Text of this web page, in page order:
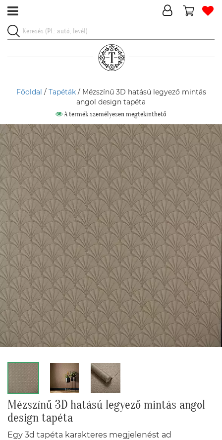
Főoldal / Tapéták/ Mézszínű 3D hatású legyező mintás
angol design tapéta
A termék személyesen megtekinthető
Mézszínű 3D hatású legyező mintás angol
design tapéta
Egy 3d tapéta karakteres megjelenést ad